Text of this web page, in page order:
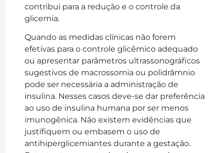
contribui para a redução e o controle da
glicemia.
Quando as medidas clínicas não forem
efetivas para o controle glicêmico adequado
ou apresentar parâmetros ultrassonográficos
sugestivos de macrossomia ou polidrâmnio
pode ser necessária a administração de
insulina. Nesses casos deve-se dar preferência
ao uso de insulina humana por ser menos
imunogênica. Não existem evidências que
justifiquem ou embasem o uso de
antihiperglicemiantes durante a gestação.